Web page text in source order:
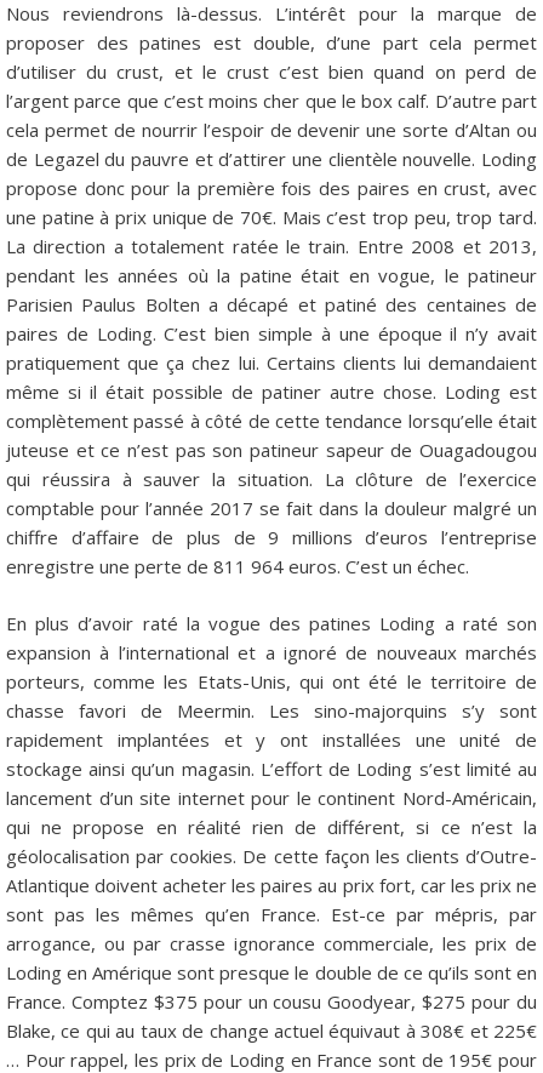
Nous reviendrons là-dessus. L’intérêt pour la marque de
proposer des patines est double, d’une part cela permet
d’utiliser du crust, et le crust c’est bien quand on perd de
l’argent parce que c’est moins cher que le box calf. D’autre part
cela permet de nourrir l’espoir de devenir une sorte d’Altan ou
de Legazel du pauvre et d’attirer une clientèle nouvelle. Loding
propose donc pour la première fois des paires en crust, avec
une patine à prix unique de 70€. Mais c’est trop peu, trop tard.
La direction a totalement ratée le train. Entre 2008 et 2013,
pendant les années où la patine était en vogue, le patineur
Parisien Paulus Bolten a décapé et patiné des centaines de
paires de Loding. C’est bien simple à une époque il n’y avait
pratiquement que ça chez lui. Certains clients lui demandaient
même si il était possible de patiner autre chose. Loding est
complètement passé à côté de cette tendance lorsqu’elle était
juteuse et ce n’est pas son patineur sapeur de Ouagadougou
qui réussira à sauver la situation. La clôture de l’exercice
comptable pour l’année 2017 se fait dans la douleur malgré un
chiffre d’affaire de plus de 9 millions d’euros l’entreprise
enregistre une perte de 811 964 euros. C’est un échec.
En plus d’avoir raté la vogue des patines Loding a raté son
expansion à l’international et a ignoré de nouveaux marchés
porteurs, comme les Etats-Unis, qui ont été le territoire de
chasse favori de Meermin. Les sino-majorquins s’y sont
rapidement implantées et y ont installées une unité de
stockage ainsi qu’un magasin. L’effort de Loding s’est limité au
lancement d’un site internet pour le continent Nord-Américain,
qui ne propose en réalité rien de différent, si ce n’est la
géolocalisation par cookies. De cette façon les clients d’Outre-
Atlantique doivent acheter les paires au prix fort, car les prix ne
sont pas les mêmes qu’en France. Est-ce par mépris, par
arrogance, ou par crasse ignorance commerciale, les prix de
Loding en Amérique sont presque le double de ce qu’ils sont en
France. Comptez $375 pour un cousu Goodyear, $275 pour du
Blake, ce qui au taux de change actuel équivaut à 308€ et 225€
… Pour rappel, les prix de Loding en France sont de 195€ pour